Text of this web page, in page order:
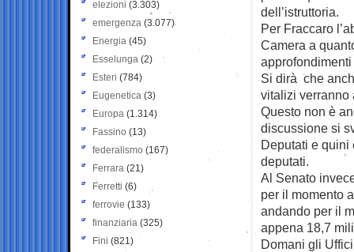
dell’istruttoria.
Per Fraccaro
Camera a
Si dirà che
vitalizi verranno
Questo non è
discussione si
Deputati e quini
deputati.
Al Senato
per il momento
andando per il
appena 18,7
Domani gli
elezioni (3.303)
emergenza (3.077)
Energia (45)
Esselunga (2)
Esteri (784)
Eugenetica (3)
Europa (1.314)
Fassino (13)
federalismo (167)
Ferrara (21)
Ferretti (6)
ferrovie (133)
finanziaria (325)
Fini (821)